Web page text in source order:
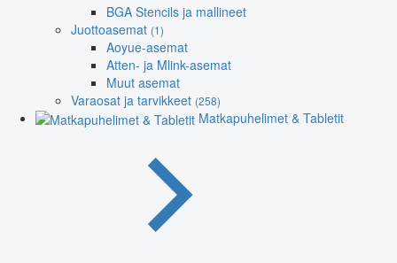
BGA Stencils ja mallineet
Juottoasemat (1)
Aoyue-asemat
Atten- ja Mlink-asemat
Muut asemat
Varaosat ja tarvikkeet (258)
Matkapuhelimet & Tabletit